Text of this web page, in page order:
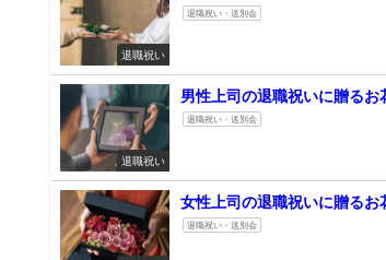
退職祝い
退職祝い・送別会
退職祝い
男性上司の退職祝いに贈るお
退職祝い・送別会
女性上司の退職祝いに贈るお
退職祝い・送別会